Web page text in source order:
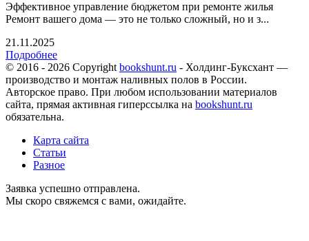
Эффективное управление бюджетом при ремонте жилья
Ремонт вашего дома — это не только сложный, но и з...
21.11.2025
Подробнее
© 2016 - 2026 Copyright bookshunt.ru - Холдинг-Буксхант —
производство и монтаж наливных полов в России.
Авторское право. При любом использовании материалов
сайта, прямая активная гиперссылка на bookshunt.ru
обязательна.
Карта сайта
Статьи
Разное
Заявка успешно отправлена.
Мы скоро свяжемся с вами, ожидайте.